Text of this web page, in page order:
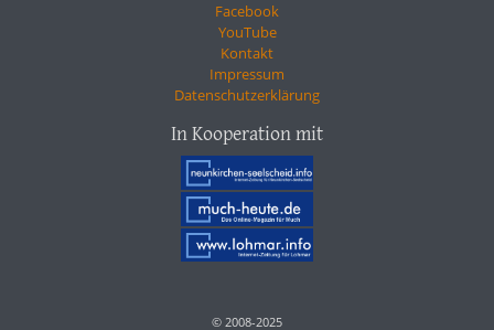
Facebook
YouTube
Kontakt
Impressum
Datenschutzerklärung
In Kooperation mit
© 2008-2025